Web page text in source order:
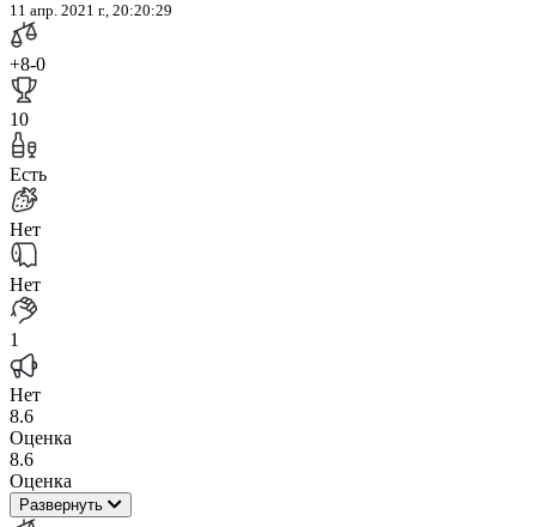
11 апр. 2021 г., 20:20:29
+8-0
10
Есть
Нет
Нет
1
Нет
8.6
Оценка
8.6
Оценка
Развернуть